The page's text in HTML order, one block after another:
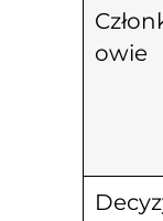
owie